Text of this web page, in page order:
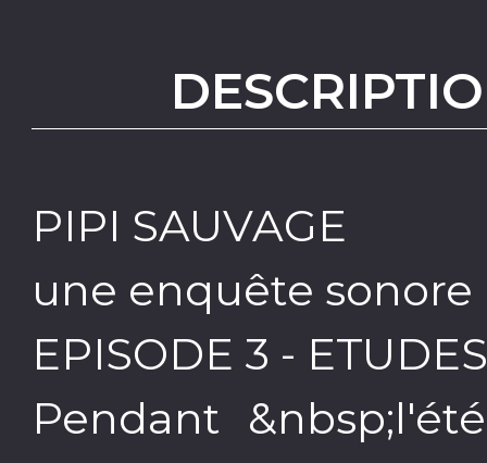
PIPI SAUVAGE
une enquête sonore
EPISODE 3 -
Pendant